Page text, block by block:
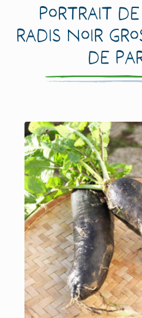
Portrait
Radis Noir
de